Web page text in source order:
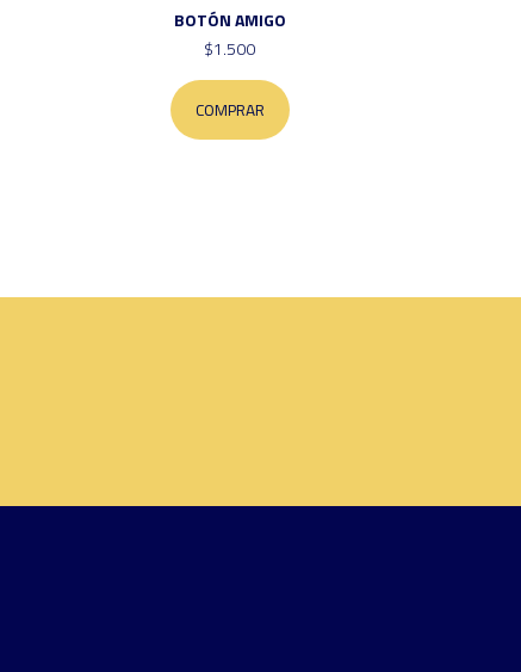
BOTÓN AMIGO
$1.500
COMPRAR